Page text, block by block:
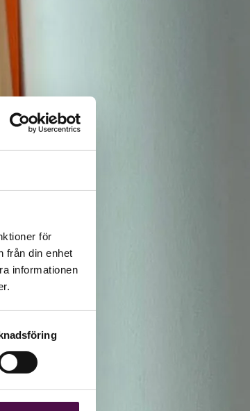
för
från din enhet
informationen